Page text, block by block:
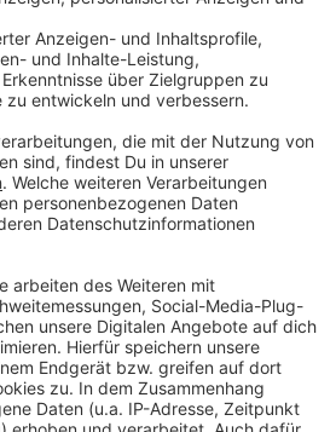
Ihren Aktivitäten
Bitte lesen Sie die
und stimmen Sie der
Service zu, um dieses
anzusehen.
Informationen
byUsercentrics Consent
Platform
Wees: "Lightning" - Vorbote